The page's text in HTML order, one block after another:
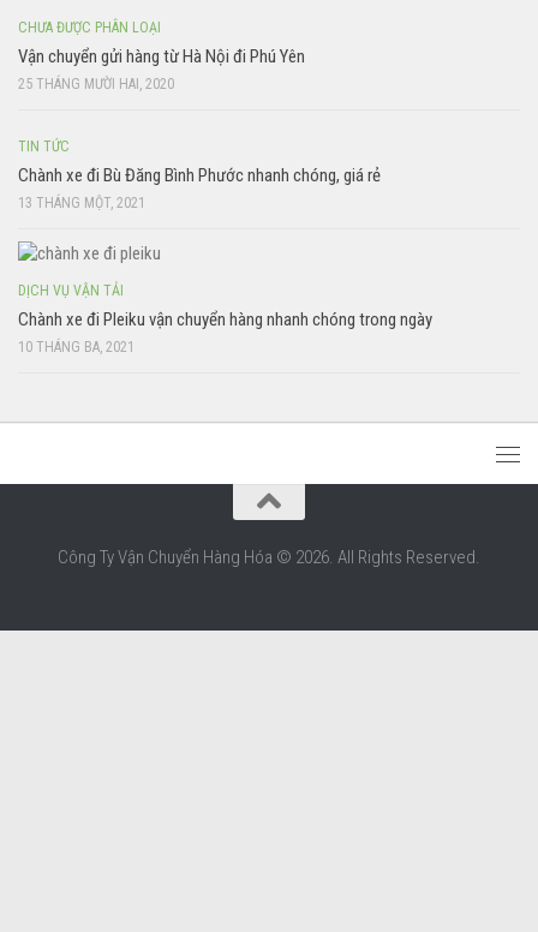
CHƯA ĐƯỢC PHÂN LOẠI
Vận chuyển gửi hàng từ Hà Nội đi Phú Yên
25 THÁNG MƯỜI HAI, 2020
TIN TỨC
Chành xe đi Bù Đăng Bình Phước nhanh chóng, giá rẻ
13 THÁNG MỘT, 2021
DỊCH VỤ VẬN TẢI
Chành xe đi Pleiku vận chuyển hàng nhanh chóng trong ngày
10 THÁNG BA, 2021
Công Ty Vận Chuyển Hàng Hóa © 2026. All Rights Reserved.